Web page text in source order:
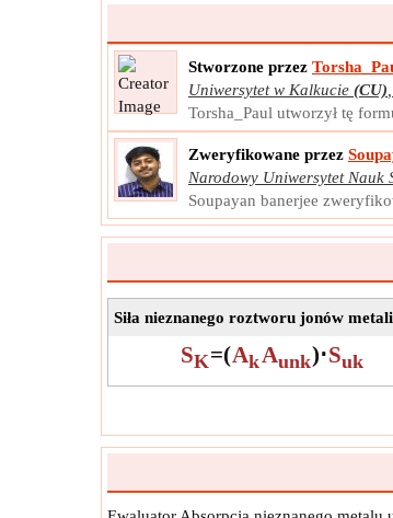
Stworzone przez
Uniwersytet w Kalkucie (CU)
Torsha_Paul utworzył tę
Zweryfikowane przez
Narodowy Uniwersytet Nauk
Soupayan banerjee
Siła nieznanego roztworu jonów metali
SK=(AkAunk)⋅Suk